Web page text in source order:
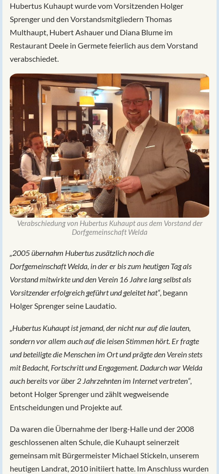
Hubertus Kuhaupt wurde vom Vorsitzenden Holger
Sprenger und den Vorstandsmitgliedern Thomas
Multhaupt, Hubert Ashauer und Diana Blume im
Restaurant Deele in Germete feierlich aus dem Vorstand
verabschiedet.
Verabschiedung von Hubertus Kuhaupt aus dem Vorstand der
Dorfgemeinschaft Welda
„2005 übernahm Hubertus zusätzlich noch die
Dorfgemeinschaft Welda, in der er bis zum heutigen Tag als
Vorstand mitwirkte und den Verein 16 Jahre lang selbst als
Vorsitzender erfolgreich geführt und geleitet hat“, begann
Holger Sprenger seine Laudatio.
„Hubertus Kuhaupt ist jemand, der nicht nur auf die lauten,
sondern vor allem auch auf die leisen Stimmen hört. Er fragte
und beteiligte die Menschen im Ort und prägte den Verein stets
mit Bedacht, Fortschritt und Engagement. Dadurch war Welda
auch bereits vor über 2 Jahrzehnten im Internet vertreten“,
betont Holger Sprenger und zählt wegweisende
Entscheidungen und Projekte auf.
Da waren die Übernahme der Iberg-Halle und der 2008
geschlossenen alten Schule, die Kuhaupt seinerzeit
gemeinsam mit Bürgermeister Michael Stickeln, unserem
heutigen Landrat, 2010 initiiert hatte. Im Anschluss wurden